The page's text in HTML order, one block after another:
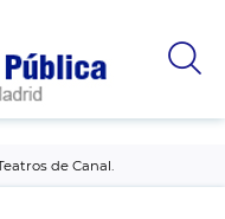
de Canal.